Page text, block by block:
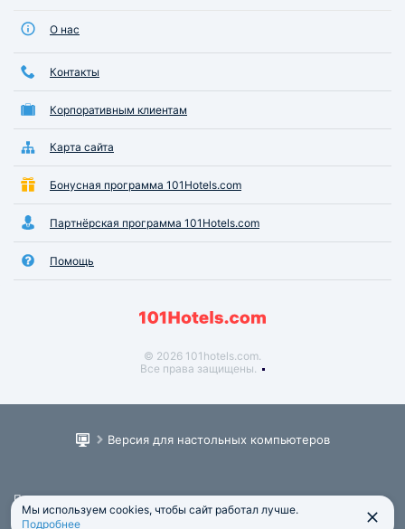
О нас
Контакты
Корпоративным клиентам
Карта сайта
Бонусная программа 101Hotels.com
Партнёрская программа 101Hotels.com
Помощь
© 2026 101hotels.com.
Все права защищены.
Версия для настольных компьютеров
Пользовательское соглашение
Юридическая информация
Мы используем cookies, чтобы сайт работал лучше.
Подробнее